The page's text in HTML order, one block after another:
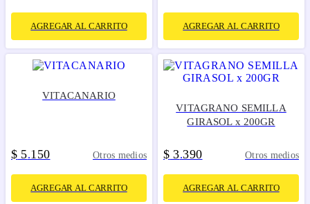
AGREGAR AL CARRITO AGREGAR AL CARRITO
VITACANARIO
$ 5.150 Otros medios
AGREGAR AL CARRITO
VITAGRANO SEMILLA
GIRASOL x 200GR
$ 3.390 Otros medios
AGREGAR AL CARRITO